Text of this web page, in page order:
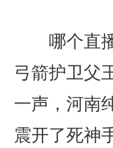
哪个直
弓箭护卫父
一声，河南
震开了死神